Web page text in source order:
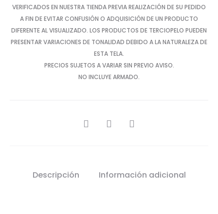
VERIFICADOS EN NUESTRA TIENDA PREVIA REALIZACIÓN DE SU PEDIDO
A FIN DE EVITAR CONFUSIÓN O ADQUISICIÓN DE UN PRODUCTO
DIFERENTE AL VISUALIZADO. LOS PRODUCTOS DE TERCIOPELO PUEDEN
PRESENTAR VARIACIONES DE TONALIDAD DEBIDO A LA NATURALEZA DE
ESTA TELA.
PRECIOS SUJETOS A VARIAR SIN PREVIO AVISO.
NO INCLUYE ARMADO.
SHARE
Descripción Información adicional